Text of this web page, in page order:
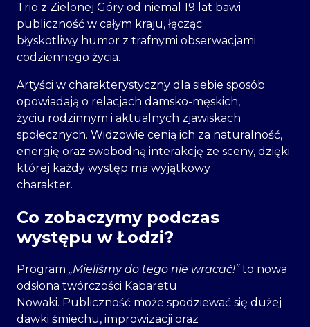
Trio z Zielonej Góry od niemal 19 lat bawi
publiczność w całym kraju, łącząc
błyskotliwy humor z trafnymi obserwacjami
codziennego życia.
Artyści w charakterystyczny dla siebie sposób
opowiadają o relacjach damsko-męskich,
życiu rodzinnym i aktualnych zjawiskach
społecznych. Widzowie cenią ich za naturalność,
energię oraz swobodną interakcję ze sceny, dzięki
której każdy występ ma wyjątkowy
charakter.
Co zobaczymy podczas
występu w Łodzi?
Program „Mieliśmy do tego nie wracać!”to nowa
odsłona twórczości Kabaretu
Nowaki. Publiczność może spodziewać się dużej
dawki śmiechu, improwizacji oraz